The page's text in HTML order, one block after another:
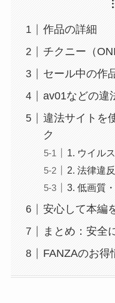
作品の詳細
チクニー（
セール中の作
av01などの違
違法サイトを
ク
1. ウイル
2. 法律違
3. 低画質
安心して本編
まとめ：安全
FANZAのお得